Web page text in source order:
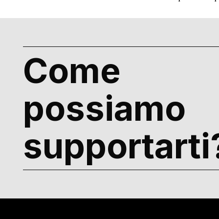
Come
possiamo